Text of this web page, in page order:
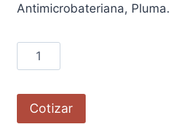
Antimicrobateriana, Pluma.
Cotizar